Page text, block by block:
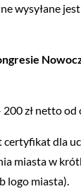
wysyłane
zł netto od
certyfikat dla
miasta w
logo miasta).